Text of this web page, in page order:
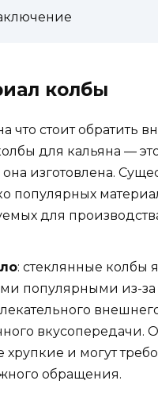
колбы
что стоит обратить
для кальяна —
она изготовлена.
популярных
для
: стеклянные колбы
популярными из-за
вкусопередачи.
хрупкие и могут
обращения.